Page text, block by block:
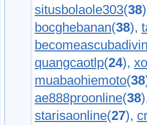
situsbolaole303(38
bocghebanan(38),
quangcaotlp(24),
muabaohiemoto(38
ae888proonline(38
starisaonline(27),